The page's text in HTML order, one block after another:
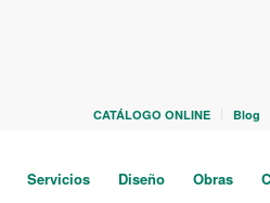
CATÁLOGO ONLINE Blog
Servicios Diseño Obras